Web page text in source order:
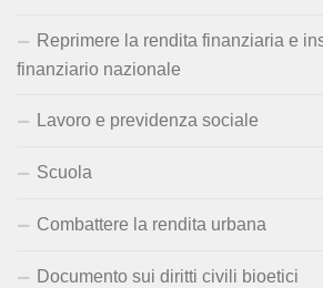
Reprimere la rendita finanziaria e
finanziario nazionale
Lavoro e previdenza sociale
Scuola
Combattere la rendita urbana
Documento sui diritti civili bioetici